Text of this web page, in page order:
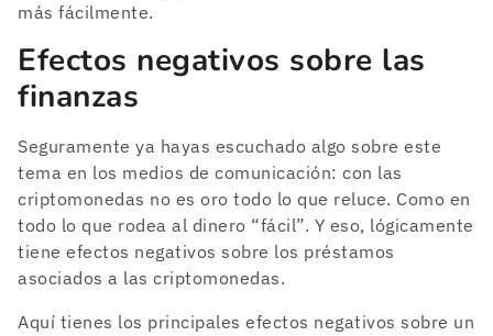
más fácilmente.
Efectos negativos sobre las
finanzas
Seguramente ya hayas escuchado algo sobre este
tema en los medios de comunicación: con las
criptomonedas no es oro todo lo que reluce. Como en
todo lo que rodea al dinero “fácil”. Y eso, lógicamente
tiene efectos negativos sobre los préstamos
asociados a las criptomonedas.
Aquí tienes los principales efectos negativos sobre un